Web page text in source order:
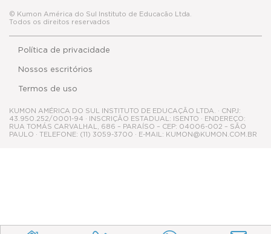
© Kumon América do Sul Instituto de Educacão Ltda.
Todos os direitos reservados
Política de privacidade
Termos de uso
Nossos escritórios
KUMON AMÉRICA DO SUL INSTITUTO DE EDUCAÇÃO LTDA. · CNPJ:
43.950.252/0001-94 · INSCRIÇÃO ESTADUAL: ISENTO · ENDEREÇO:
RUA TOMÁS CARVALHAL, 686 – PARAÍSO – CEP: 04006-002 – SÃO
PAULO · TELEFONE: (11) 3059-3700 · E-MAIL: KUMON@KUMON.COM.BR